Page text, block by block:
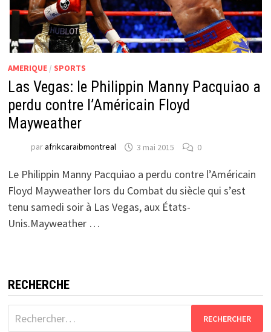
AMERIQUE/ SPORTS
Las Vegas: le Philippin Manny Pacquiao a
perdu contre l’Américain Floyd
Mayweather
parafrikcaraibmontreal 3 mai 2015 0
Le Philippin Manny Pacquiao a perdu contre l’Américain
Floyd Mayweather lors du Combat du siècle qui s’est
tenu samedi soir à Las Vegas, aux États-
Unis.Mayweather …
RECHERCHE
Rechercher :